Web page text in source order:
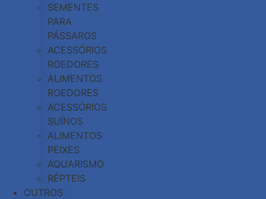
SEMENTES
PARA
PÁSSAROS
ACESSÓRIOS
ROEDORES
ALIMENTOS
ROEDORES
ACESSÓRIOS
SUÍNOS
ALIMENTOS
PEIXES
AQUARISMO
RÉPTEIS
OUTROS